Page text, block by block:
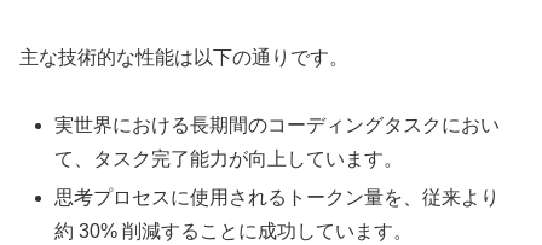
主な技術的な性能は以下の通りです。
実世界における長期間のコーディングタスクにおい
て、タスク完了能力が向上しています。
思考プロセスに使用されるトークン量を、従来より
約 30% 削減することに成功しています。